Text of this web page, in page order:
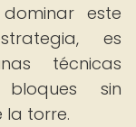
este
es
técnicas
sin
torre.